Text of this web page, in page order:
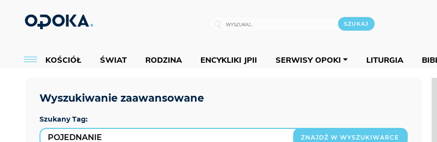
KOŚCIÓŁ ŚWIAT RODZINA ENCYKLIKI JPII SERWISY OPOKI LITURGIA
Szukany Tag:
ZNAJDŹ W WYSZUKIWARCE